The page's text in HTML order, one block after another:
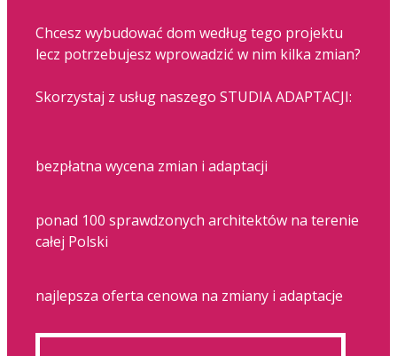
Chcesz wybudować dom według tego projektu
lecz potrzebujesz wprowadzić w nim kilka zmian?
Skorzystaj z usług naszego STUDIA ADAPTACJI:
bezpłatna wycena zmian i adaptacji
ponad 100 sprawdzonych architektów na terenie
całej Polski
najlepsza oferta cenowa na zmiany i adaptacje